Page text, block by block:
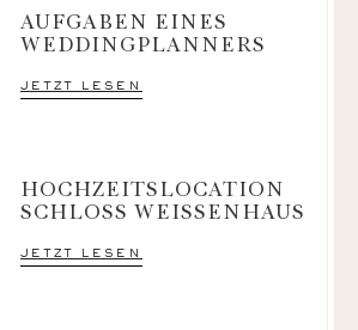
AUFGABEN EINES
WEDDINGPLANNERS
jetzt lesen
HOCHZEITSLOCATION
SCHLOSS WEISSENHAUS
jetzt lesen